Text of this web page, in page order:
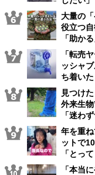
大量の
役立つ
「助かる
「転売
ッシャ
ち着いた
見つけ
外来生
「迷わ
年を重
ットで
「とっ
「本当